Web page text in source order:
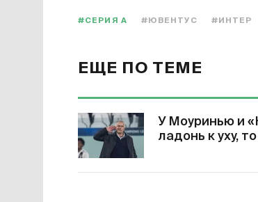
#СЕРИЯ А #ЮВЕНТУС #ИНТЕР
ЕЩЕ ПО ТЕМЕ
У Моуринью и
ладонь к уху,